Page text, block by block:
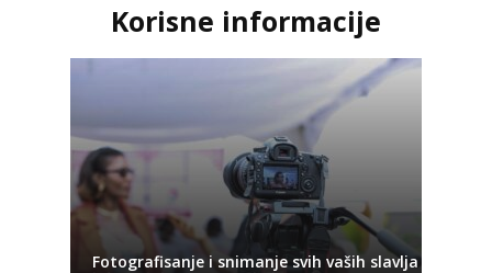
Korisne informacije
Fotografisanje i snimanje svih vaših slavlja